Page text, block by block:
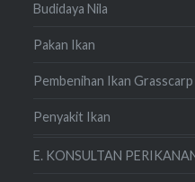
Budidaya Nila
Pakan Ikan
Pembenihan Ikan Grasscarp
Penyakit Ikan
E. KONSULTAN